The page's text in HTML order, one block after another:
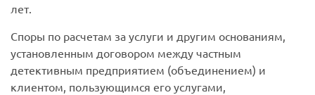
лет.
Споры по расчетам за услуги и другим основаниям,
установленным договором между частным
детективным предприятием (объединением) и
клиентом, пользующимся его услугами,